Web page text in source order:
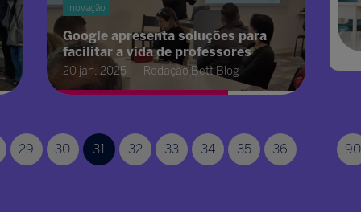
Inovação
Google apresenta soluções para
facilitar a vida de professores
20 jan. 2025 Redação Bett Blog
29 30 31 32 33 34 35 36 ... 90